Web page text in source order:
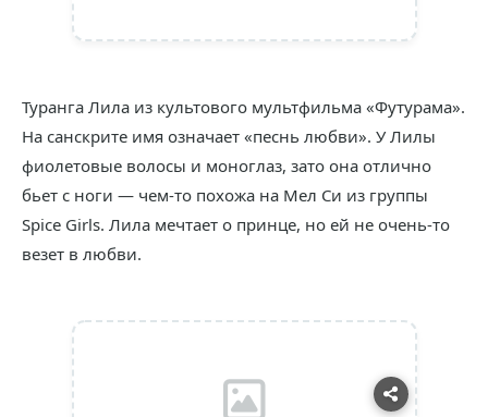
Туранга Лила из культового мультфильма «Футурама».
На санскрите имя означает «песнь любви». У Лилы
фиолетовые волосы и моноглаз, зато она отлично
бьет с ноги — чем-то похожа на Мел Си из группы
Spice Girls. Лила мечтает о принце, но ей не очень-то
везет в любви.